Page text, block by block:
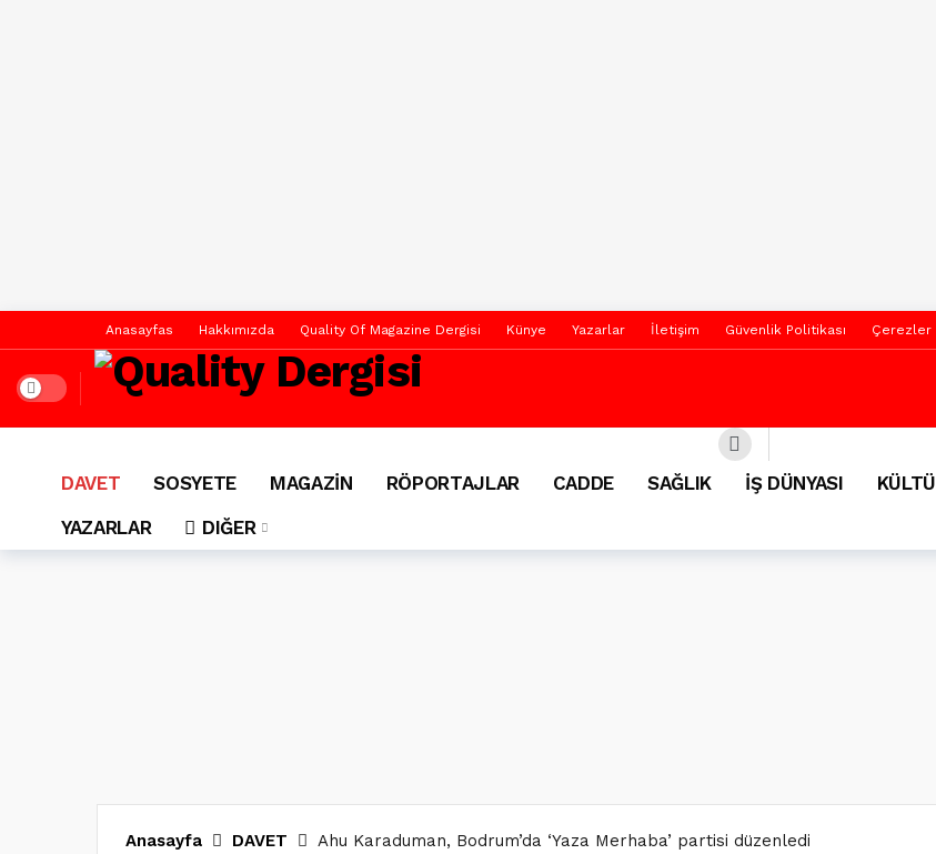
Anasayfas Hakkımızda Quality Of Magazine Dergisi Künye Yazarlar İletişim Güvenlik Politikası Çerezler
Dark mode
DAVET SOSYETE MAGAZİN RÖPORTAJLAR CADDE SAĞLIK İŞ DÜNYASI
YAZARLAR
DIĞER
Anasayfa DAVET Ahu Karaduman, Bodrum’da ‘Yaza Merhaba’ partisi düzenledi